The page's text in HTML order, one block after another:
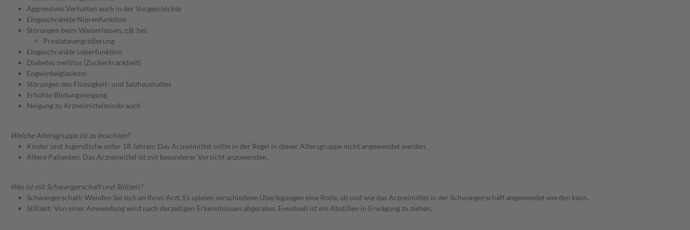
Aggressives Verhalten auch in der Vorgeschichte
Eingeschränkte Nierenfunktion
Störungen beim Wasserlassen, z.B. bei:
Prostatavergrößerung
Eingeschränkte Leberfunktion
Diabetes mellitus (Zuckerkrankheit)
Engwinkelglaukom
Störungen des Flüssigkeit- und Salzhaushaltes
Erhöhte Blutungsneigung
Neigung zu Arzneimittelmissbrauch
Welche Altersgruppe ist zu beachten?
Kinder und Jugendliche unter 18 Jahren: Das Arzneimittel sollte in der Regel in dieser Altersgruppe nicht angewendet werden.
Ältere Patienten: Das Arzneimittel ist mit besonderer Vorsicht anzuwenden.
Was ist mit Schwangerschaft und Stillzeit?
Schwangerschaft: Wenden Sie sich an Ihren Arzt. Es spielen verschiedene Überlegungen eine Rolle, ob und wie das Arzneimittel in der Schwangerschaft angewendet werden kann.
Stillzeit: Von einer Anwendung wird nach derzeitigen Erkenntnissen abgeraten. Eventuell ist ein Abstillen in Erwägung zu ziehen.